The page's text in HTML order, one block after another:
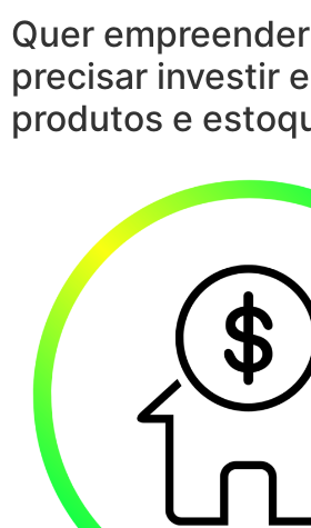
Quer
precisar investir
produtos e